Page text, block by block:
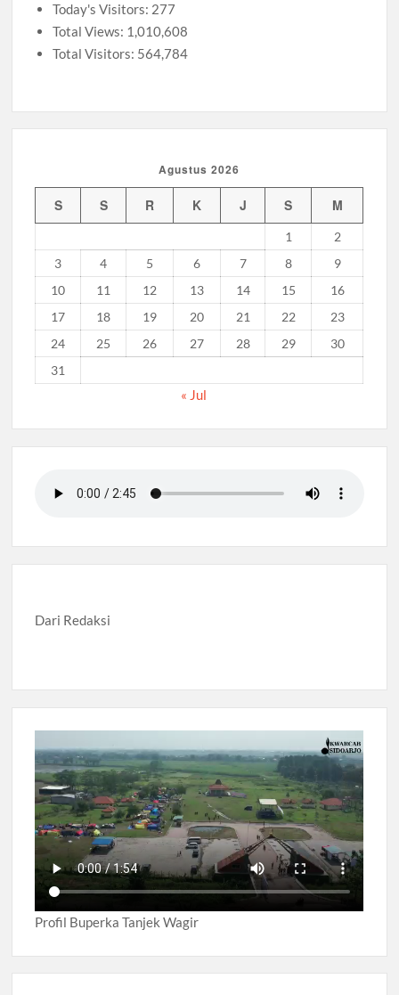
Today's Visitors: 277
Total Views: 1,010,608
Total Visitors: 564,784
Agustus 2026
S S R K J S M
1
2
3
4 5 6 7 8
9
10
11 12 13 14 15
16
17
18 19 20 21 22
23
24
25 26 27 28 29
30
31
« Jul
Dari Redaksi
Profil Buperka Tanjek Wagir